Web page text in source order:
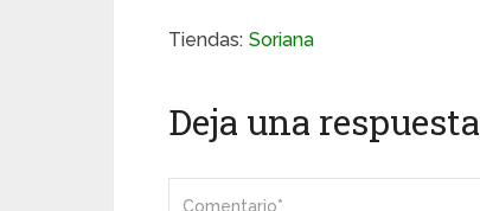
Tiendas: Soriana
Deja una respuesta